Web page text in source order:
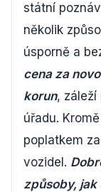
státní
několik
úsporně a
cena za
korun, záleží
úřadu.
poplatkem
vozidel.
způsoby, jak